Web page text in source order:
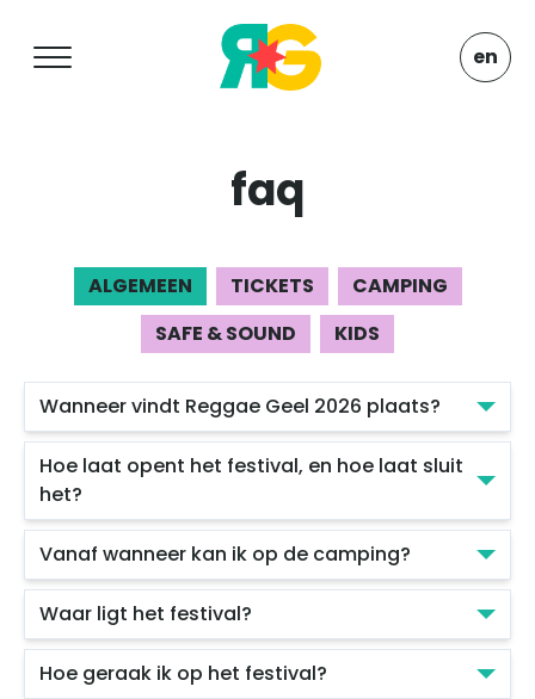
en
faq
ALGEMEEN TICKETS
CAMPING
SAFE & SOUND
KIDS
Wanneer vindt Reggae Geel 2026 plaats?
Hoe laat opent het festival, en hoe laat sluit
het?
Vanaf wanneer kan ik op de camping?
Waar ligt het festival?
Hoe geraak ik op het festival?